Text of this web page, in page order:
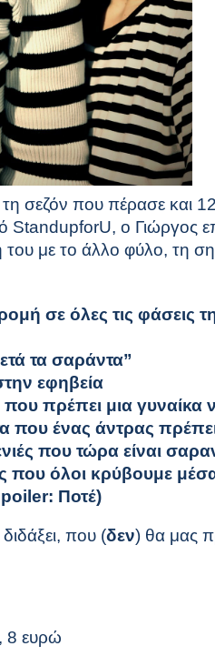
σεζόν που πέρασε και
StandupforU, ο Γιώργος
με το άλλο φύλο, τη
σε όλες τις φάσεις
τα σαράντα”
εφηβεία
πρέπει μια γυναίκα
που ένας άντρας πρέπει
που τώρα είναι
που όλοι κρύβουμε
: Ποτέ)
που (δεν) θα μας
, 8 ευρώ